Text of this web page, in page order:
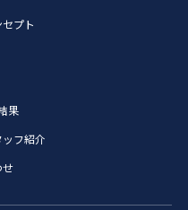
プト
果
フ紹介
せ